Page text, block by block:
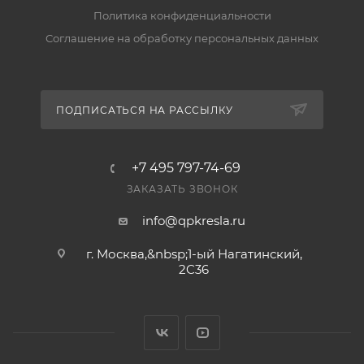
вернуть его можно по правилам магазина. Условия
Политика конфиденциальности
Соглашение на обработку персональных данных
ПОДПИСАТЬСЯ НА РАССЫЛКУ
+7 495 797-74-69
ЗАКАЗАТЬ ЗВОНОК
info@qpkresla.ru
г. Москва,&nbsp;1-ый Нагатинский,
2C36